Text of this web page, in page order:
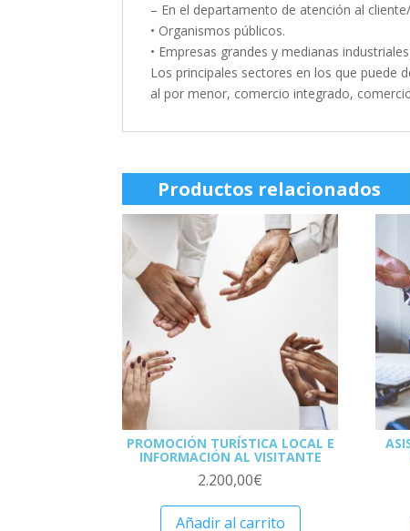
– En el departamento de atención al
• Organismos públicos.
• Empresas grandes y medianas
Los principales sectores en los que puede
al por menor, comercio integrado,
Productos relacionados
PROMOCIÓN TURÍSTICA LOCAL E
INFORMACIÓN AL VISITANTE
2.200,00€
Añadir al carrito